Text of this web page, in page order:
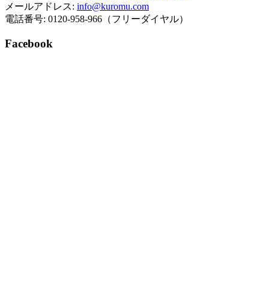
メールアドレス: info@kuromu.com
電話番号: 0120-958-966（フリーダイヤル）
Facebook